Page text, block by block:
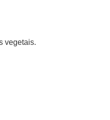
vegetais.